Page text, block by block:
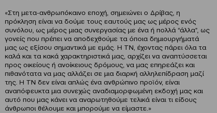
«Στη μετα-ανθρωπόκαινο εποχή, σημειώνει ο Δρίβας, η
πρόκληση είναι να δούμε τους εαυτούς μας ως μέρος ενός
συνόλου, ως μέρος μιας συνεργασίας με ένα ή πολλά “άλλα”, ως
γονείς που πρέπει να αποδεχθούμε τα όποια δημιουργήματά
μας ως εξίσου σημαντικά με εμάς. Η ΤΝ, έχοντας πάρει όλα τα
καλά και τα κακά χαρακτηριστικά μας, αρχίζει να αναπτύσσεται
προς οικείους ή ανοίκειους δρόμους, να μας επηρεάζει και
πιθανότατα να μας αλλάζει σε μια διαρκή αλληλεπίδραση μαζί
της. Η ΤΝ δεν είναι απλώς ένα ανθρώπινο προϊόν, είναι
αναπόφευκτα μια συνεχώς αναδιαμορφωμένη εκδοχή μας και
αυτό που μας κάνει να αναρωτηθούμε τελικά είναι τι είδους
άνθρωποι θέλουμε και μπορούμε να είμαστε.»